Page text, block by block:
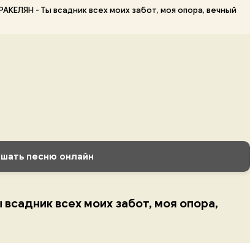
- Ты всадник всех моих забот, моя опора, вечный
песню онлайн
всех моих забот, моя опора,